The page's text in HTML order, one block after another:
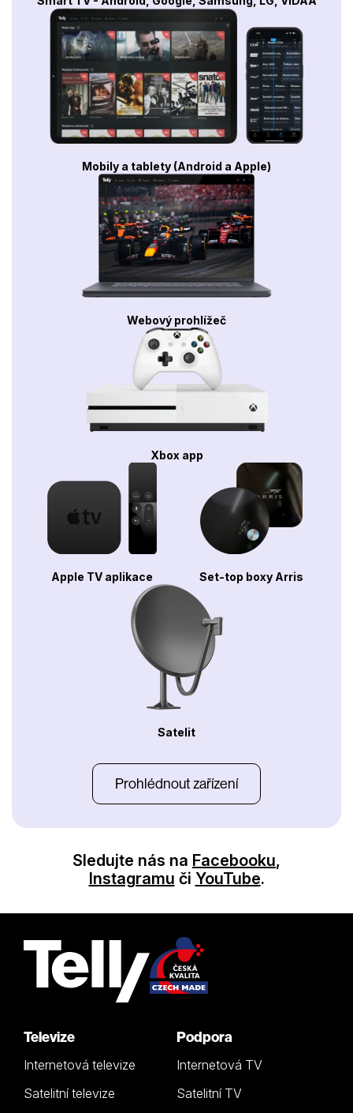
Mobily a tablety (Android a Apple)
Webový prohlížeč
Xbox app
Apple TV aplikace Set-top boxy Arris
Satelit
Prohlédnout zařízení
Sledujte nás na Facebooku,
Instagramu či YouTube.
Televize
Internetová televize
Satelitní televize
Podpora
Internetová TV
Satelitní TV